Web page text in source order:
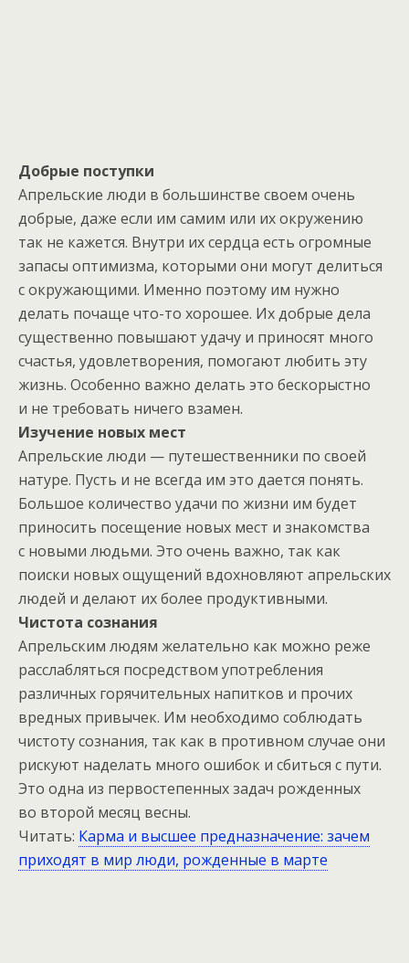
Добрые поступки
Апрельские люди в большинстве своем очень
добрые, даже если им самим или их окружению
так не кажется. Внутри их сердца есть огромные
запасы оптимизма, которыми они могут делиться
с окружающими. Именно поэтому им нужно
делать почаще что-то хорошее. Их добрые дела
существенно повышают удачу и приносят много
счастья, удовлетворения, помогают любить эту
жизнь. Особенно важно делать это бескорыстно
и не требовать ничего взамен.
Изучение новых мест
Апрельские люди — путешественники по своей
натуре. Пусть и не всегда им это дается понять.
Большое количество удачи по жизни им будет
приносить посещение новых мест и знакомства
с новыми людьми. Это очень важно, так как
поиски новых ощущений вдохновляют апрельских
людей и делают их более продуктивными.
Чистота сознания
Апрельским людям желательно как можно реже
расслабляться посредством употребления
различных горячительных напитков и прочих
вредных привычек. Им необходимо соблюдать
чистоту сознания, так как в противном случае они
рискуют наделать много ошибок и сбиться с пути.
Это одна из первостепенных задач рожденных
во второй месяц весны.
Читать: Карма и высшее предназначение: зачем
приходят в мир люди, рожденные в марте